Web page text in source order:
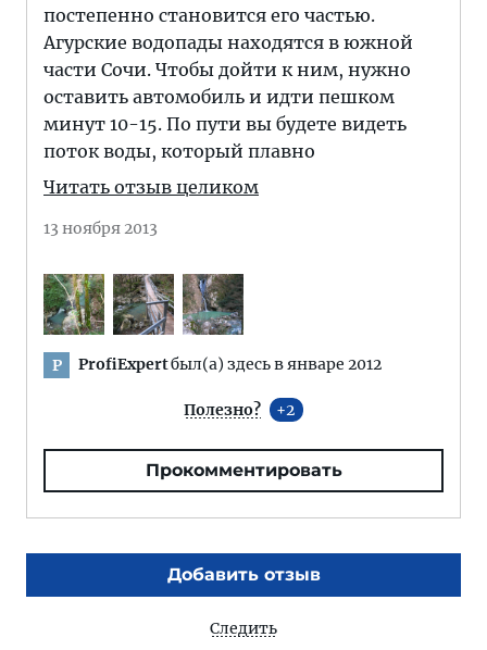
постепенно становится его частью.
Агурские водопады находятся в южной
части Сочи. Чтобы дойти к ним, нужно
оставить автомобиль и идти пешком
минут 10-15. По пути вы будете видеть
поток воды, который плавно
Читать отзыв целиком
13 ноября 2013
P ProfiExpertбыл(а) здесь в январе 2012
Полезно? 2
Прокомментировать
Добавить отзыв
Следить